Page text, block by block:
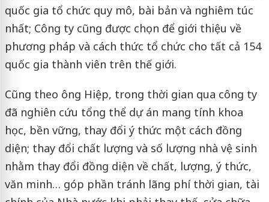
quốc gia tổ chức quy mô, bài bản và nghiêm túc
nhất; Công ty cũng được chọn để giới thiệu về
phương pháp và cách thức tổ chức cho tất cả 154
quốc gia thành viên trên thế giới.
Cũng theo ông Hiệp, trong thời gian qua công ty
đã nghiên cứu tổng thể dự án mang tính khoa
học, bền vững, thay đổi ý thức một cách đồng
diện; thay đổi chất lượng và số lượng nhà vệ sinh
nhằm thay đổi đồng diện về chất, lượng, ý thức,
văn minh… góp phần tránh lãng phí thời gian, tài